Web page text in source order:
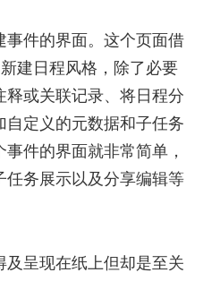
事件的界面。这个页面借
建日程风格，除了必要
释或关联记录、将日程分
定义的元数据和子任务
件的界面就非常简单，
任务展示以及分享编辑等
呈现在纸上但却是至关